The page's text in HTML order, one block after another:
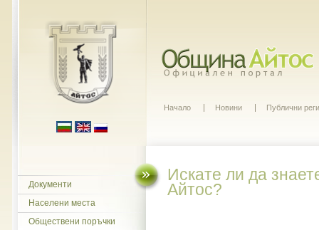
Документи
Населени места
Обществени поръчки
Начало Новини Публични
Искате ли да
Айтос?